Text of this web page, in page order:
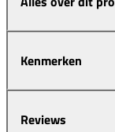
Kenmerken
Reviews